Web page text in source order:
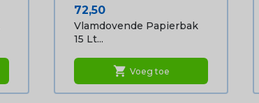
Prijs
72,50
Vlamdovende Papierbak
15 Lt...
shopping_cart Voeg toe